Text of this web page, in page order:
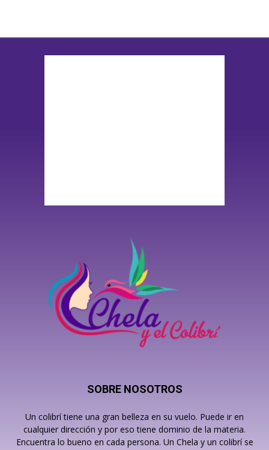
SOBRE NOSOTROS
Un colibrí tiene una gran belleza en su vuelo. Puede ir en
cualquier dirección y por eso tiene dominio de la materia.
Encuentra lo bueno en cada persona. Un Chela y un colibrí se